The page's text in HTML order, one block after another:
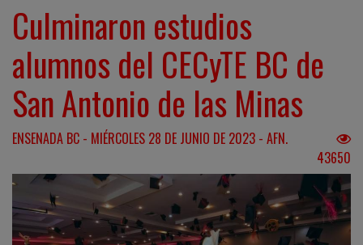
Culminaron estudios
alumnos del CECyTE BC de
San Antonio de las Minas
ENSENADA BC - MIÉRCOLES 28 DE JUNIO DE 2023 - AFN.
43650